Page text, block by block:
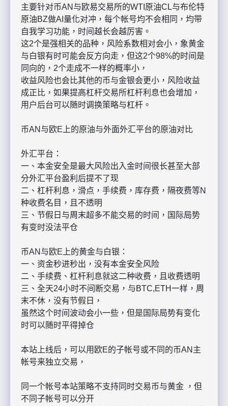
主要针对币AN与欧易交易所的WTI原油CL与布伦特
原油BZ做AI量化对冲，每个帐号均不会相同，均带
自我学习功能，时间越长会越厉害。
这2个是强相关的品种，风险系数相对会小，象黄金
与白银有时可能会反方向走，但这2个98%的时间是
同向的，2个走成不一样的概率小，
收益风险也会比其他的币与金银会更小，风险收益
成正比，如果提高杠杆交易所杠杆利息也会增加，
用户后台可以随时调换策略与杠杆。
币AN与欧E上的原油与外面外汇平台的原油对比
外汇平台：
一、本金安全是最大风险出入金时间很长甚至大部
分外汇平台盈利后提不了现
二、杠杆利息，滑点，手续费，库存费，隔夜费等N
种收费名目，且不透明
三、节假日与周末超多不能交易的时间，国际局势
有变时没法平仓
币AN与欧E上的黄金与白银：
一、资金秒进秒出，没有本金安全风险
二、手续费、杠杆利息就这二种收费，且收费透明
三、全天24小时不间断交易，与BTC,ETH一样，周
末不休，没有节假日，
虽然这个时间波动会小一些，但是国际局势有变化
时可以随时平得掉仓
本站上线后，可以用欧E的子帐号或不同的币AN主
帐号来独立交易，
同一个帐号本站策略不支持同时交易币与黄金 ，但
不同子帐号可以分开